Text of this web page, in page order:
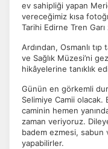
ÇEREZ KULLANIM
Çerez
Daha fazla bilgi için
gizlilik koşullarını
Zorunlu Çerezler
Oturum yönetimi,
gereklidir. Bu
ev sahipliği yapan
vereceğimiz kısa
Tarihi Edirne Tren
Ardından, Osmanlı
ve Sağlık Müzesi’ni
hikâyelerine tanıklık
Günün en görkemli
Selimiye Camii olacak.
caminin hemen
zaman veriyoruz.
badem ezmesi, sabun
yapabilirler.